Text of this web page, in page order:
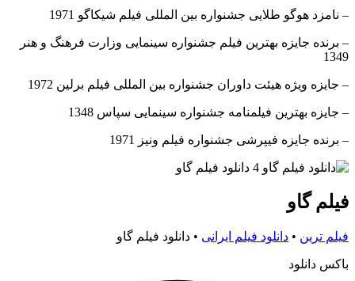
– نامزد هوگو طلایی جشنواره بین المللی فیلم شیکاگو 1971
– برنده جایزه بهترین فیلم جشنواره سینمایی وزارت فرهنگ و هنر
1349
– جایزه ویژه هیئت داوران جشنواره بین المللی فیلم برلین 1972
– جایزه بهترین فیلمنامه جشنواره سینمایی سپاس 1348
– برنده جایزه فیپرشی جشنواره فیلم ونیز 1971
فیلم گاو
فیلم ترین • دانلود فیلم ایرانی • دانلود فیلم گاو
باکس دانلود